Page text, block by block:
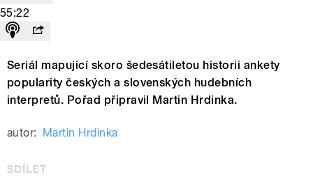
55:22
Seriál mapující skoro šedesátiletou historii ankety
popularity českých a slovenských hudebních
interpretů. Pořad připravil Martin Hrdinka.
autor: Martin Hrdinka